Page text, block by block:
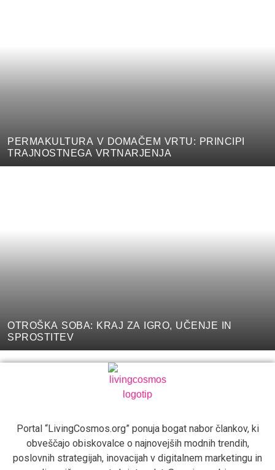
PERMAKULTURA V DOMAČEM VRTU: PRINCIPI
TRAJNOSTNEGA VRTNARJENJA
OTROŠKA SOBA: KRAJ ZA IGRO, UČENJE IN
SPROSTITEV
Portal “LivingCosmos.org” ponuja bogat nabor člankov, ki
obveščajo obiskovalce o najnovejših modnih trendih,
poslovnih strategijah, inovacijah v digitalnem marketingu in